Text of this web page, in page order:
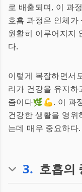
로 배출되며, 이 과
호흡 과정은 인체가
원활히 이루어지지
다.
이렇게 복잡하면서
리가 건강을 유지하
즘이다🌿💪. 이 과
건강한 생활을 영
는데 매우 중요하다.
3. 호흡의